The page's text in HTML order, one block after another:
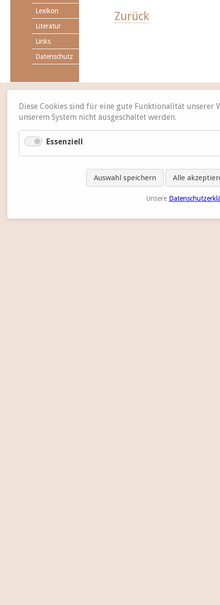
Zurück
Lexikon
Literatur
Links
Datenschutz
Diese Cookies sind für eine gute Funktionalität unserer
unserem System nicht ausgeschaltet werden.
Essenziell
Auswahl speichern Alle
Unsere